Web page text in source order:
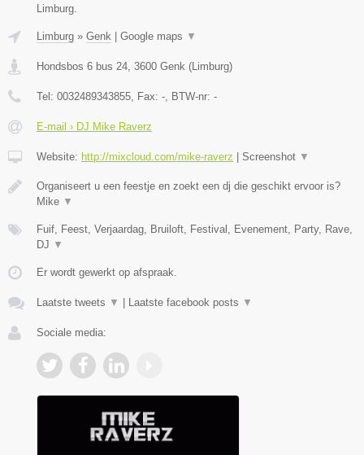
Limburg.
Limburg » Genk Google maps ▼
Hondsbos 6 bus 24 3600 Genk ( Limburg)
Tel: 0032489343855 , Fax: - , BTW-nr: -
E-mail › DJ Mike Raverz
Website: http://mixcloud.com/mike-raverz Screenshot ▼
Organiseert u een feestje en zoekt een dj die geschikt ervoor is?
Mike ▼
Fuif, Feest, Verjaardag, Bruiloft, Festival, Evenement, Party, Rave,
DJ ▼
Er wordt gewerkt op afspraak.
Laatste tweets ▼ Laatste facebook posts ▼
Sociale media: